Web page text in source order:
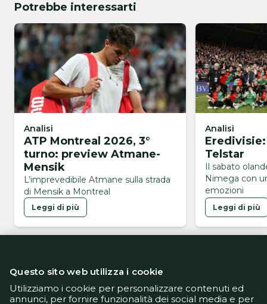
Potrebbe interessarti
Analisi
ATP Montreal 2026, 3°
turno: preview Atmane-
Mensik
L’imprevedibile Atmane sulla strada
di Mensik a Montreal
Leggi di più
Analisi
Telstar
Il sabato
Nimega con
emozioni
Leggi di più
Questo sito web utilizza i cookie
Utilizziamo i cookie per personalizzare contenuti ed
annunci, per fornire funzionalità dei social media e per